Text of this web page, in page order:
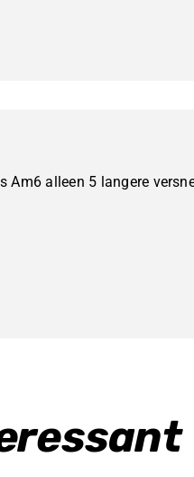
Am6 alleen 5 langere